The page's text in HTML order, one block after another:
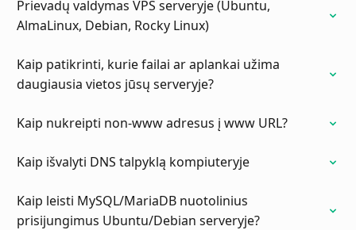
Prievadų valdymas VPS serveryje (Ubuntu,
AlmaLinux, Debian, Rocky Linux)
Kaip patikrinti, kurie failai ar aplankai užima
daugiausia vietos jūsų serveryje?
Kaip nukreipti non-www adresus į www URL?
Kaip išvalyti DNS talpyklą kompiuteryje
Kaip leisti MySQL/MariaDB nuotolinius
prisijungimus Ubuntu/Debian serveryje?